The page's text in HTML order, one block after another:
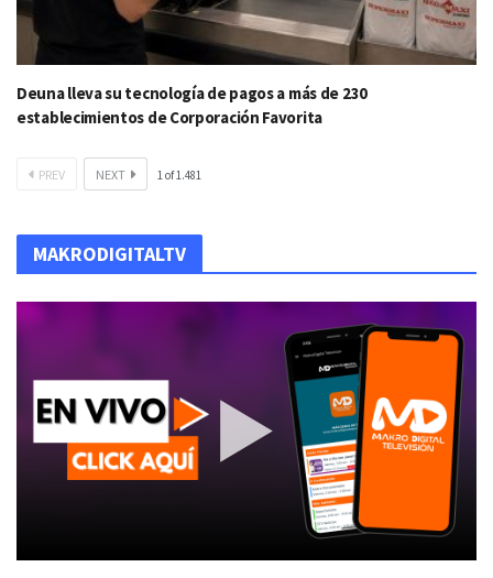
Deuna lleva su tecnología de pagos a más de 230
establecimientos de Corporación Favorita
PREV NEXT 1 of1.481
MAKRODIGITALTV